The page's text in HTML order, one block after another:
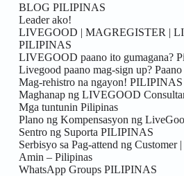
BLOG PILIPINAS
Leader ako!
LIVEGOOD | MAGREGISTER |
PILIPINAS
LIVEGOOD paano ito gumagana?
Livegood paano mag-sign up?
Mag-rehistro na ngayon! PILIPINAS
Maghanap ng LIVEGOOD
Mga tuntunin Pilipinas
Plano ng Kompensasyon ng
Sentro ng Suporta PILIPINAS
Serbisyo sa Pag-attend ng Customer
Amin – Pilipinas
WhatsApp Groups PILIPINAS